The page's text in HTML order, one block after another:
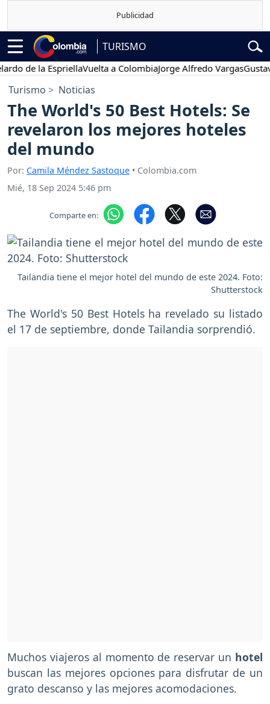
TURISMO
de la EspriellaVuelta a ColombiaJorge Alfredo VargasGustavo
Turismo Noticias
The World's 50 Best Hotels: Se
revelaron los mejores hoteles
del mundo
Por: Camila Méndez Sastoque • Colombia.com
Mié, 18 Sep 2024 5:46 pm
Comparte en:
Tailandia tiene el mejor hotel del mundo de este 2024. Foto:
Shutterstock
The World's 50 Best Hotels ha revelado su listado
el 17 de septiembre, donde Tailandia sorprendió.
Muchos viajeros al momento de reservar un hotel
buscan las mejores opciones para disfrutar de un
grato descanso y las mejores acomodaciones.